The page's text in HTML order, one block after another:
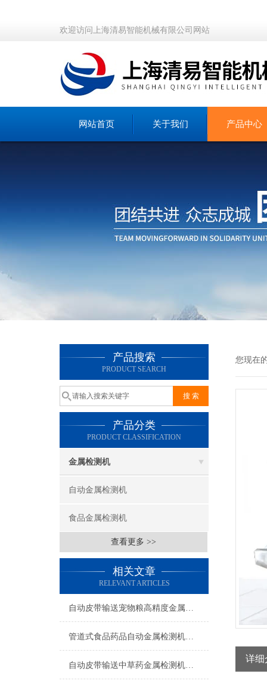
欢迎访问上海清易智能机械有限公司网站
网站首页 关于我们 产品中心
产品搜索
PRODUCT SEARCH
产品分类
PRODUCT CLASSIFICATION
金属检测机
自动金属检测机
食品金属检测机
查看更多 >>
相关文章
RELEVANT ARTICLES
自动皮带输送宠物粮高精度金属检测机生产厂家
管道式食品药品自动金属检测机支持定制
自动皮带输送中草药金属检测机操作简单
您现在
详细